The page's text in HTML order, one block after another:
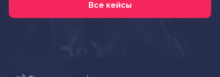
Все кейсы